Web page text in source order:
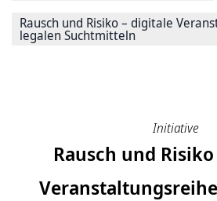
Rausch und Risiko – digitale
legalen Suchtmitteln
Initiative
Rausch und